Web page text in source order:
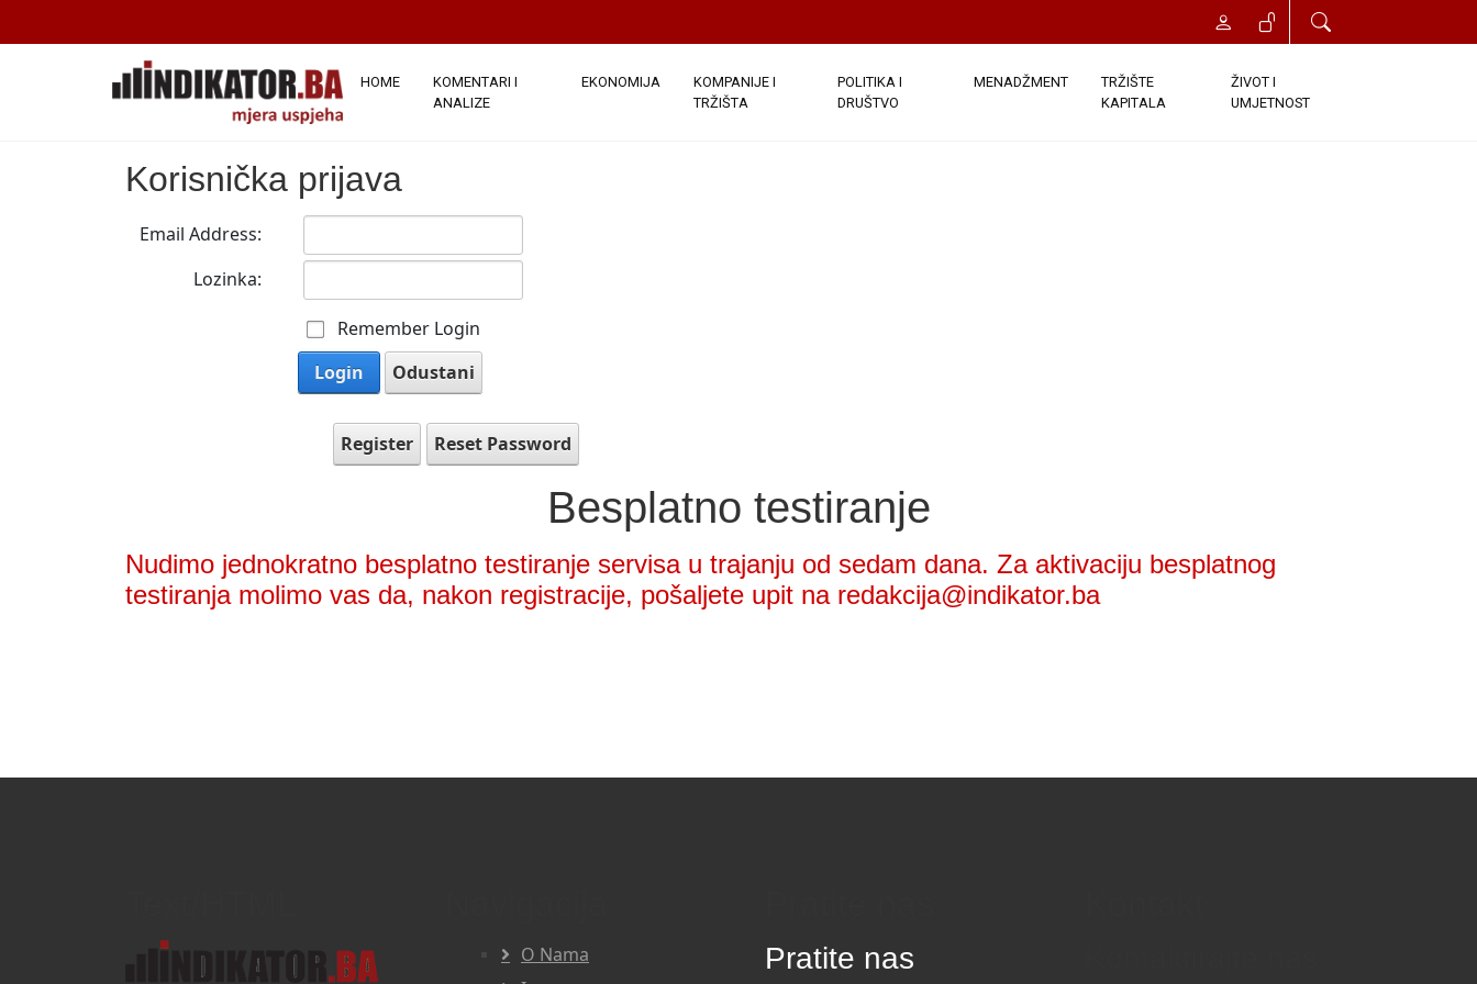
HOME
KOMENTARI I
ANALIZE
EKONOMIJA
KOMPANIJE I
TRŽIŠTA
POLITIKA I
DRUŠTVO
MENADŽMENT
TRŽIŠTE
KAPITALA
ŽIVOT I
UMJETNOST
Korisnička prijava
Email Address:
Lozinka:
Remember Login
Login
Odustani
Register Reset Password
Besplatno testiranje
Nudimo jednokratno besplatno testiranje servisa u trajanju od sedam dana. Za aktivaciju besplatnog
testiranja molimo vas da, nakon registracije, pošaljete upit na redakcija@indikator.ba
O Nama
Pratite nas